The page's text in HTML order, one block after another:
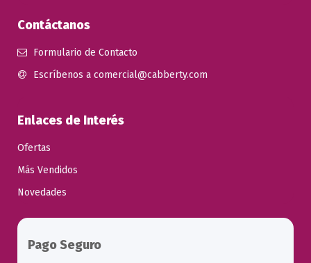
Contáctanos
Formulario de Contacto
Escríbenos a comercial@cabberty.com
Enlaces de Interés
Ofertas
Más Vendidos
Novedades
Pago Seguro